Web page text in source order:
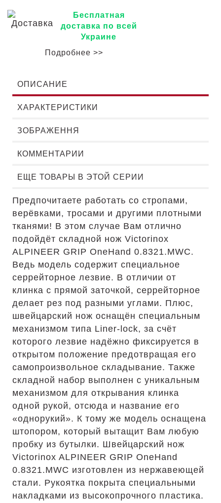
Бесплатная
доставка по всей
Украине
Подробнее >>
ОПИСАНИЕ
ХАРАКТЕРИСТИКИ
ЗОБРАЖЕННЯ
КОММЕНТАРИИ
ЕЩЕ ТОВАРЫ В ЭТОЙ СЕРИИ
Предпочитаете работать со стропами,
верёвками, тросами и другими плотными
тканями! В этом случае Вам отлично
подойдёт складной нож Victorinox
ALPINEER GRIP OneHand 0.8321.MWC.
Ведь модель содержит специальное
серрейторное лезвие. В отличии от
клинка с прямой заточкой, серрейторное
делает рез под разными углами. Плюс,
швейцарский нож оснащён специальным
механизмом типа Liner-lock, за счёт
которого лезвие надёжно фиксируется в
открытом положение предотвращая его
самопроизвольное складывание. Также
складной набор выполнен с уникальным
механизмом для открывания клинка
одной рукой, отсюда и название его
«однорукий». К тому же модель оснащена
штопором, который вытащит Вам любую
пробку из бутылки. Швейцарский нож
Victorinox ALPINEER GRIP OneHand
0.8321.MWC изготовлен из нержавеющей
стали. Рукоятка покрыта специальными
накладками из высокопрочного пластика.